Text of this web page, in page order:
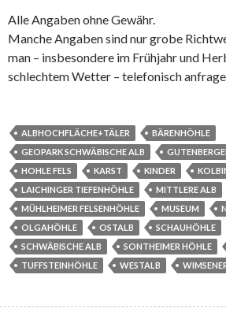
Alle Angaben ohne Gewähr.
Manche Angaben sind nur grobe
man – insbesondere im Frühjahr und
schlechtem Wetter – telefonisch
ALBHOCHFLÄCHE+TÄLER
BÄRENHÖHLE
GEOPARK SCHWÄBISCHE ALB
HOHLE FELS
KARST KINDER
LAICHINGER TIEFENHÖHLE
MITTLERE ALB
MÜHLHEIMER FELSENHÖHLE
MUSEUM
OLGAHÖHLE
OSTALB SCHAUHÖHLE
SCHWÄBISCHE ALB
SONTHEIMER HÖHLE
TUFFSTEINHÖHLE
WESTALB